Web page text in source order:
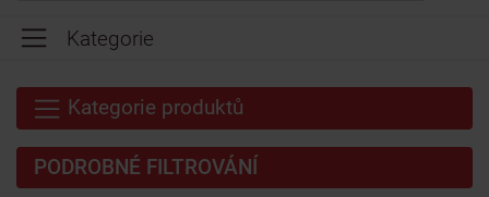
Kategorie
Kategorie produktů
PODROBNÉ FILTROVÁNÍ